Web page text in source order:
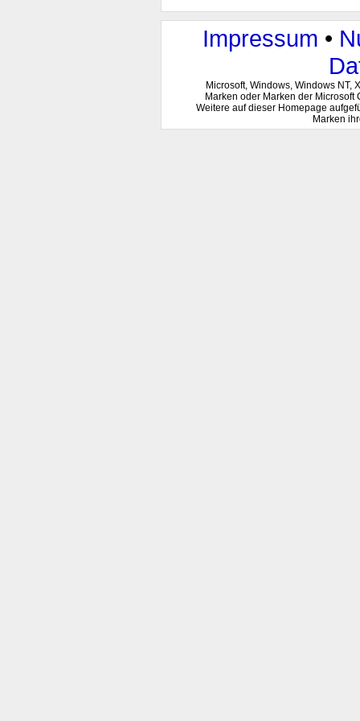
Impressum •
Microsoft, Windows, Windows NT,
Marken oder Marken der
Weitere auf dieser Homepage
Marken